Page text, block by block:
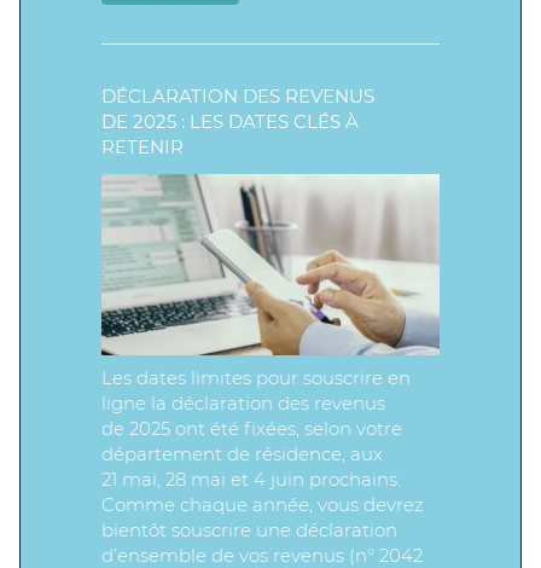
DÉCLARATION DES REVENUS
DE 2025 : LES DATES CLÉS À
RETENIR
Les dates limites pour souscrire en
ligne la déclaration des revenus
de 2025 ont été fixées, selon votre
département de résidence, aux
21 mai, 28 mai et 4 juin prochains.
Comme chaque année, vous devrez
bientôt souscrire une déclaration
d’ensemble de vos revenus (n° 2042